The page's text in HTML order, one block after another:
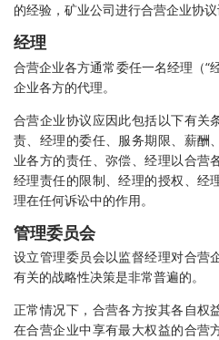
的经验，矿业公司进行合营企业协
经理
合营企业各方通常委任一名经理（“
企业各方的代理。
合营企业协议应因此包括以下有关
责、经理的委任、服务期限、薪酬
业各方的责任、弥偿、经理以合营
经理责任的限制、经理的授权、经
理在任何诉讼中的作用。
管理委员会
设立管理委员会以监督经理对合营
有关的战略性决策是非常普遍的。
正常情况下，合营各方按其各自权
在合营企业中享有最大权益的合营